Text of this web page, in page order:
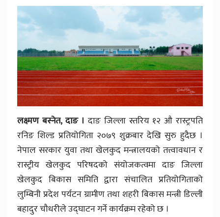
लक्ष्मण बस्नेत, दाङ । दाङ जिल्ला स्तरिय १२ औ रास्ट्रपति
रनिङ शिल्ड प्रतियोगिता २०७९ शुक्रबार देखि सुरु हुदैछ ।
नेपाल सरकार युवा तथा खेलकुद मन्त्रालयको तत्त्वावधान र
रास्ट्रीय खेलकुद परिषदको संयोजकत्वमा दाङ जिल्ला
खेलकुद बिकास समिति द्वारा संचालित प्रतियोगिताको
लुम्बिनी प्रदेश पर्यटन ग्रामीण तथा शहरी बिकास मन्त्री डिल्ली
बहादुर चौधरीले उद्घाटन गर्ने कार्यक्रम रहेको छ ।